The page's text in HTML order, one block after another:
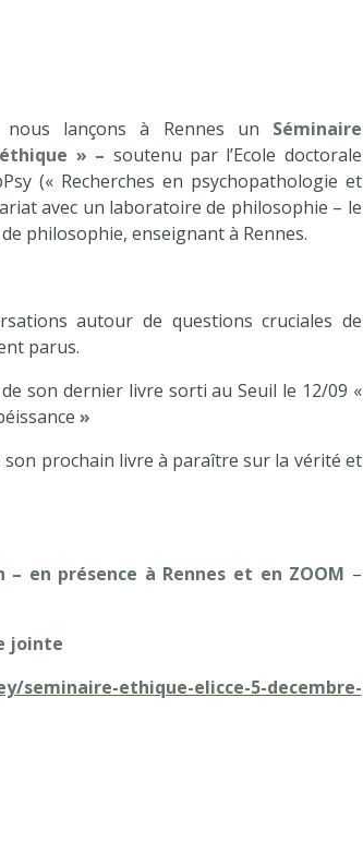
lançons à Rennes un Séminaire
» – soutenu par l’Ecole doctorale
(« Recherches en psychopathologie et
avec un laboratoire de philosophie – le
philosophie, enseignant à Rennes.
autour de questions cruciales de
parus.
son dernier livre sorti au Seuil le 12/09 «
»
prochain livre à paraître sur la vérité et
– en présence à Rennes et en ZOOM –
jointe
seminaire-ethique-elicce-5-decembre-